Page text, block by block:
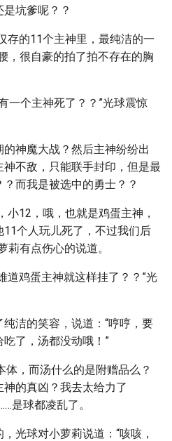
坑爹呢？？
存的11个主神里，最纯洁的一
，很自豪的拍了拍不存在的胸
一个主神死了？？”光球震惊
神魔大战？然后主神纷纷出
不敌，只能联手封印，但是最
而我是被选中的勇士？？
小12，哦，也就是鸡蛋主神，
个人玩儿死了，不过我们后
莉有点伤心的说道。
道鸡蛋主神就这样挂了？？”光
洁的笑容，说道：“哼哼，要
了，汤都没动哦！”
体，而汤什么的是附赠品么？
的真凶？我去太给力了
是球都凌乱了。
光球对小萝莉说道：“咳咳，